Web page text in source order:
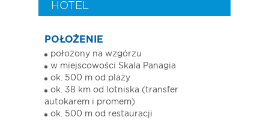
HOTEL
POŁOŻENIE
położony na wzgórzu
w miejscowości Skala Panagia
ok. 500 m od plaży
ok. 38 km od lotniska (transfer
autokarem i promem)
ok. 500 m od restauracji